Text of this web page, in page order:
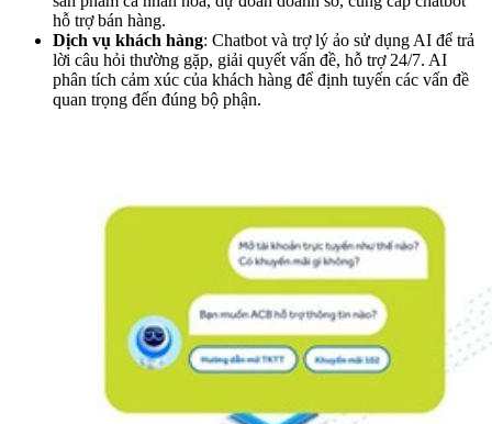
hỗ trợ bán hàng.
Dịch vụ khách hàng: Chatbot và trợ lý ảo sử dụng AI để trả
lời câu hỏi thường gặp, giải quyết vấn đề, hỗ trợ 24/7. AI
phân tích cảm xúc của khách hàng để định tuyến các vấn đề
quan trọng đến đúng bộ phận.